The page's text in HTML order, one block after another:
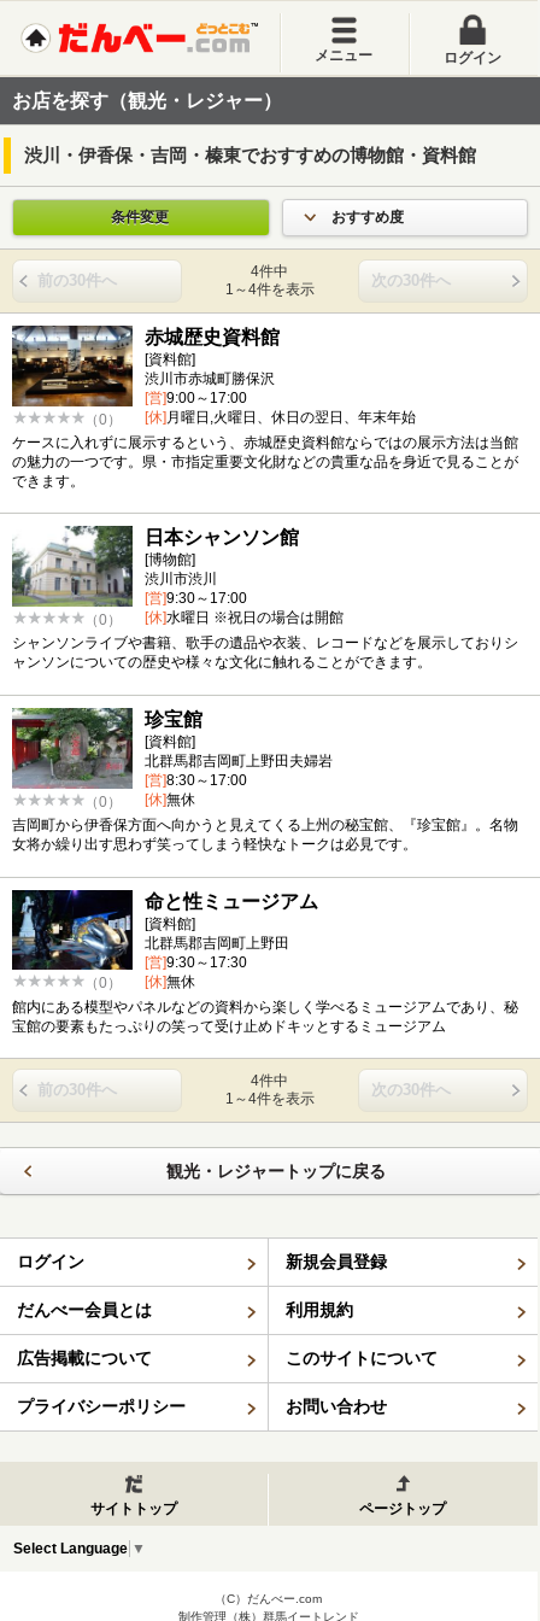
メニュー ログイン
お店を探す（観光・レジャー）
渋川・伊香保・吉岡・榛東でおすすめの博物館・資料館
条件変更 おすすめ度
前の30件へ
4件中
1～4件を表示
次の30件へ
（0）
赤城歴史資料館
[資料館]
渋川市赤城町勝保沢
[営]9:00～17:00
[休]月曜日,火曜日、休日の翌日、年末年始
ケースに入れずに展示するという、赤城歴史資料館ならではの展示方法は当館
の魅力の一つです。県・市指定重要文化財などの貴重な品を身近で見ることが
できます。
（0）
日本シャンソン館
[博物館]
渋川市渋川
[営]9:30～17:00
[休]水曜日 ※祝日の場合は開館
シャンソンライブや書籍、歌手の遺品や衣装、レコードなどを展示しておりシ
ャンソンについての歴史や様々な文化に触れることができます。
（0）
珍宝館
[資料館]
北群馬郡吉岡町上野田夫婦岩
[営]8:30～17:00
[休]無休
吉岡町から伊香保方面へ向かうと見えてくる上州の秘宝館、『珍宝館』。名物
女将か繰り出す思わず笑ってしまう軽快なトークは必見です。
（0）
命と性ミュージアム
[資料館]
北群馬郡吉岡町上野田
[営]9:30～17:30
[休]無休
館内にある模型やパネルなどの資料から楽しく学べるミュージアムであり、秘
宝館の要素もたっぷりの笑って受け止めドキッとするミュージアム
前の30件へ
4件中
1～4件を表示
次の30件へ
観光・レジャートップに戻る
ログイン 新規会員登録
だんべー会員とは 利用規約
広告掲載について このサイトについて
プライバシーポリシー お問い合わせ
サイトトップ ページトップ
Select Language ▼
（C）だんべー.com
制作管理（株）群馬イートレンド